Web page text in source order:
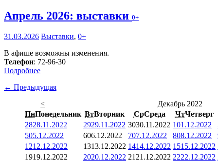
Апрель 2026: выставки 0+
31.03.2026 Выставки, 0+
В афише возможны изменения.
Телефон: 72-96-30
Подробнее
← Предыдущая
<
Декабрь 2022
ПнПонедельник ВтВторник СрСреда ЧтЧетверг
2828.11.2022 2929.11.2022 3030.11.2022 101.12.2022
505.12.2022 606.12.2022 707.12.2022 808.12.2022
1212.12.2022 1313.12.2022 1414.12.2022 1515.12.2022
1919.12.2022 2020.12.2022 21 21.12.2022 2222.12.2022